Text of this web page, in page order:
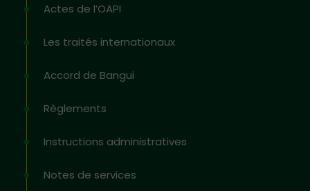
Actes de l’OAPI
Les traités internationaux
Accord de Bangui
Règlements
Instructions administratives
Notes de services